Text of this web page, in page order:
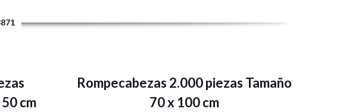
cm
Rompecabezas 2.000 piezas Tamaño
70 x 100 cm